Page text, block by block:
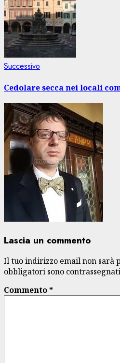
Successivo
Cedolare secca nei locali
Lascia un commento
Il tuo indirizzo email non sarà
obbligatori sono contrassegnati
Commento*